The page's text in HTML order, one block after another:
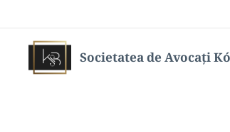
Societatea de Avocați